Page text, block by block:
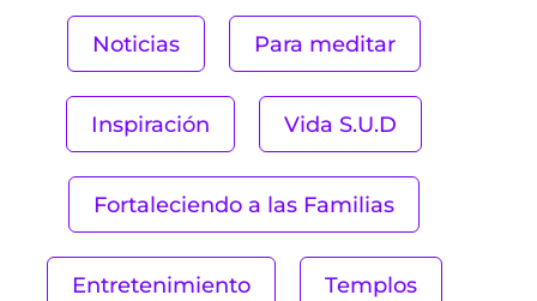
Noticias Para meditar
Inspiración Vida S.U.D
Fortaleciendo a las Familias
Entretenimiento Templos